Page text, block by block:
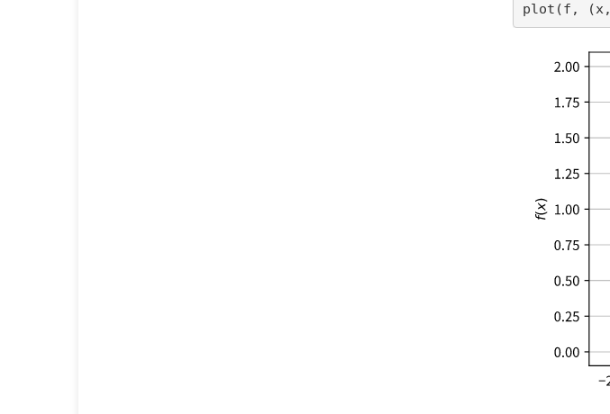
plot (f , (x,